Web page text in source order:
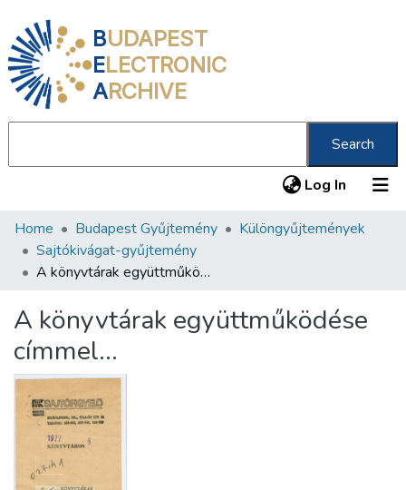
BUDAPEST
ELECTRONIC
ARCHIVE
Search
Log In (current)
Communities & Collections
All of DSpace
About us
Home Budapest Gyűjtemény
Különgyűjtemények
Sajtókivágat-gyűjtemény
A könyvtárak együttműködése címmel...
A könyvtárak együttműködése
címmel...